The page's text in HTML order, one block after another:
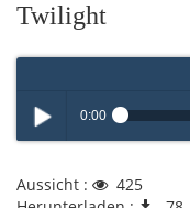
Twilight
Play /
0:00
Aussicht :
425